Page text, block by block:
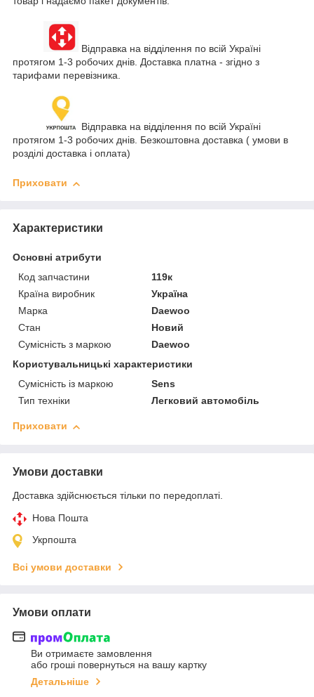
Відправка на відділення по всій Україні
протягом 1-3 робочих днів. Доставка платна - згідно з
тарифами перевізника.
Відправка на відділення по всій Україні
протягом 1-3 робочих днів. Безкоштовна доставка ( умови в
розділі доставка і оплата)
Приховати
Характеристики
Основні атрибути
Код запчастини
119к
Країна виробник
Україна
Марка
Daewoo
Стан
Новий
Сумісність з маркою
Daewoo
Користувальницькі характеристики
Сумісність із маркою
Sens
Тип техніки
Легковий автомобіль
Приховати
Умови доставки
Доставка здійснюється тільки по передоплаті.
Нова Пошта
Укрпошта
Всі умови доставки
Умови оплати
Ви отримаєте замовлення
або гроші повернуться на вашу картку
Детальніше